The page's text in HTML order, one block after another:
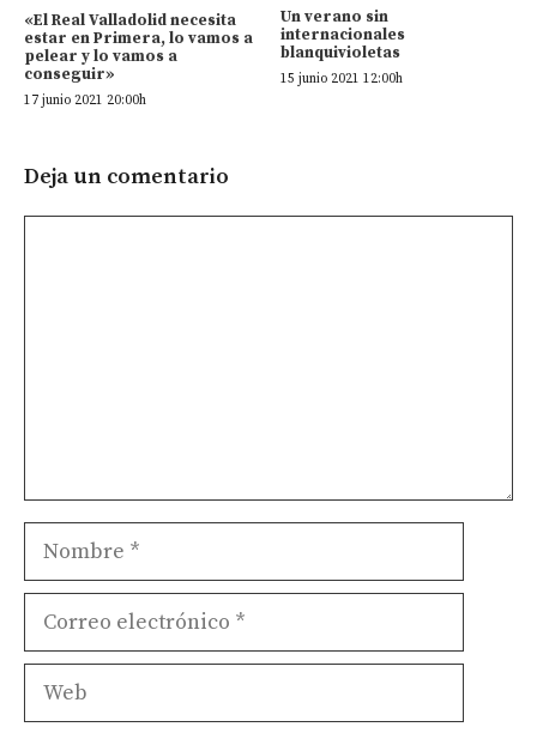
«El Real Valladolid necesita
estar en Primera, lo vamos a
pelear y lo vamos a
conseguir»
17 junio 2021 20:00h
Un verano sin
internacionales
blanquivioletas
15 junio 2021 12:00h
Deja un comentario
Nombre
Correo
Web